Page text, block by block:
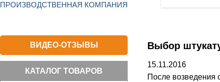
ПРОИЗВОДСТВЕННАЯ КОМПАНИЯ
ВИДЕО-ОТЗЫВЫ
КАТАЛОГ ТОВАРОВ
Выбор
15.11.2016
После возведения